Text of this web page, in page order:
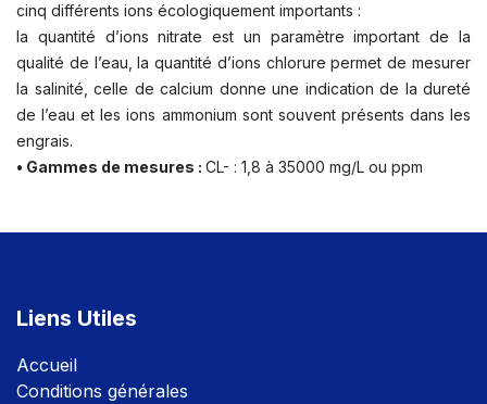
cinq différents ions écologiquement importants :
la quantité d’ions nitrate est un paramètre important de la
qualité de l’eau, la quantité d’ions chlorure permet de mesurer
la salinité, celle de calcium donne une indication de la dureté
de l’eau et les ions ammonium sont souvent présents dans les
engrais.
• Gammes de mesures : CL- : 1,8 à 35000 mg/L ou ppm
Liens Utiles
Accueil
Conditions générales